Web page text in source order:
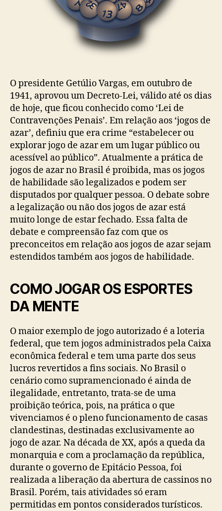
O presidente Getúlio Vargas, em outubro de
1941, aprovou um Decreto-Lei, válido até os dias
de hoje, que ficou conhecido como ‘Lei de
Contravenções Penais’. Em relação aos ‘jogos de
azar’, definiu que era crime “estabelecer ou
explorar jogo de azar em um lugar público ou
acessível ao público”. Atualmente a prática de
jogos de azar no Brasil é proibida, mas os jogos
de habilidade são legalizados e podem ser
disputados por qualquer pessoa. O debate sobre
a legalização ou não dos jogos de azar está
muito longe de estar fechado. Essa falta de
debate e compreensão faz com que os
preconceitos em relação aos jogos de azar sejam
estendidos também aos jogos de habilidade.
COMO JOGAR OS ESPORTES
DA MENTE
O maior exemplo de jogo autorizado é a loteria
federal, que tem jogos administrados pela Caixa
econômica federal e tem uma parte dos seus
lucros revertidos a fins sociais. No Brasil o
cenário como supramencionado é ainda de
ilegalidade, entretanto, trata-se de uma
proibição teórica, pois, na prática o que
vivenciamos é o pleno funcionamento de casas
clandestinas, destinadas exclusivamente ao
jogo de azar. Na década de XX, após a queda da
monarquia e com a proclamação da república,
durante o governo de Epitácio Pessoa, foi
realizada a liberação da abertura de cassinos no
Brasil. Porém, tais atividades só eram
permitidas em pontos considerados turísticos.